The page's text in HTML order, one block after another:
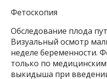
Фетоскопия
Обследование плода
Визуальный осмотр
неделе беременности.
только по
выкидыша при